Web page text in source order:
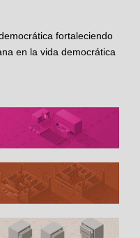
fortaleciendo
en la vida democrática